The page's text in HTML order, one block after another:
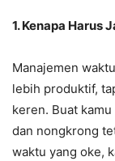
1. Kenapa Harus
Manajemen
lebih produktif,
keren. Buat
dan nongkrong
waktu yang oke,